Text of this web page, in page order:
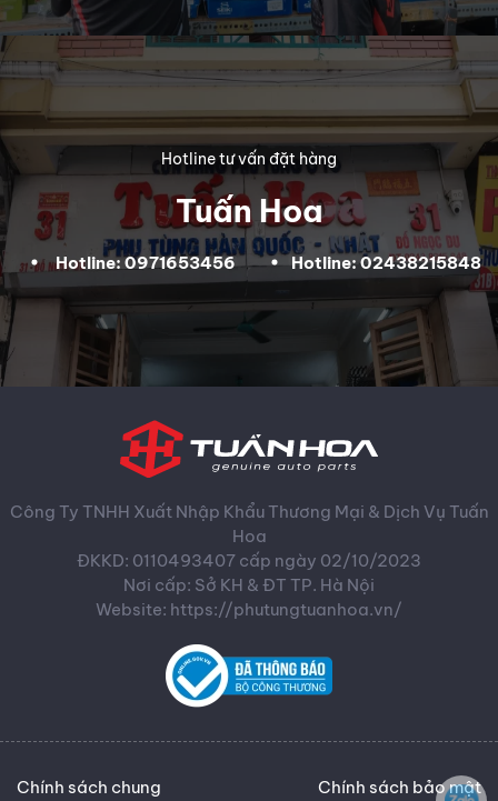
Hotline tư vấn đặt hàng
Tuấn Hoa
Hotline: 0971653456 Hotline: 02438215848
Công Ty TNHH Xuất Nhập Khẩu Thương Mại & Dịch Vụ Tuấn
Hoa
ĐKKD: 0110493407 cấp ngày 02/10/2023
Nơi cấp: Sở KH & ĐT TP. Hà Nội
Website: https://phutungtuanhoa.vn/
Chính sách chung Chính sách bảo mật